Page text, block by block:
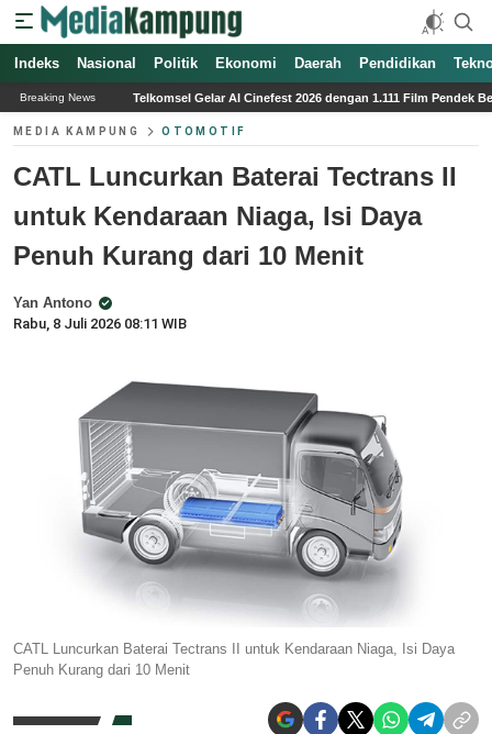
Indeks Nasional Politik Ekonomi Daerah Pendidikan
Breaking News
Gelar AI Cinefest 2026 dengan 1.111 Film Pendek Berbasis AI dari Seluruh
MEDIA KAMPUNG OTOMOTIF
CATL Luncurkan Baterai Tectrans II
untuk Kendaraan Niaga, Isi Daya
Penuh Kurang dari 10 Menit
Yan Antono
Rabu, 8 Juli 2026 08:11 WIB
CATL Luncurkan Baterai Tectrans II untuk Kendaraan Niaga, Isi Daya
Penuh Kurang dari 10 Menit